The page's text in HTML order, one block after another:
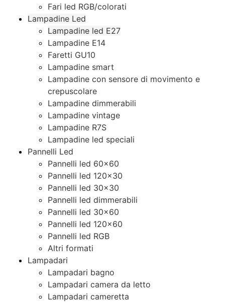
Fari led RGB/colorati
Lampadine Led
Lampadine led E27
Lampadine E14
Faretti GU10
Lampadine smart
Lampadine con sensore di movimento e
crepuscolare
Lampadine dimmerabili
Lampadine vintage
Lampadine R7S
Lampadine led speciali
Pannelli Led
Pannelli led 60×60
Pannelli led 120×30
Pannelli led 30×30
Pannelli led dimmerabili
Pannelli led 30×60
Pannelli led 120×60
Pannelli led RGB
Altri formati
Lampadari
Lampadari bagno
Lampadari camera da letto
Lampadari cameretta